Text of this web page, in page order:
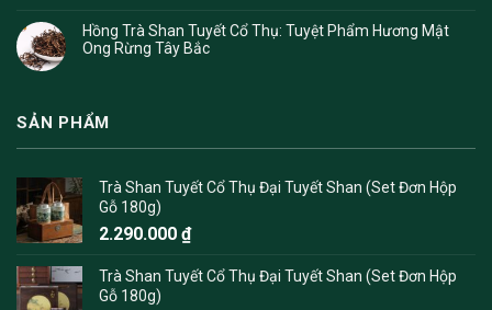
Hồng Trà Shan Tuyết Cổ Thụ: Tuyệt Phẩm Hương Mật
Ong Rừng Tây Bắc
SẢN PHẨM
Trà Shan Tuyết Cổ Thụ Đại Tuyết Shan (Set Đơn Hộp
Gỗ 180g)
2.290.000 ₫
Trà Shan Tuyết Cổ Thụ Đại Tuyết Shan (Set Đơn Hộp
Gỗ 180g)